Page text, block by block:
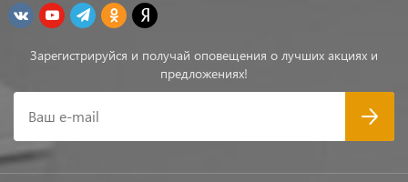
Зарегистрируйся и получай оповещения о лучших акциях и
предложениях!
Ваш e-mail